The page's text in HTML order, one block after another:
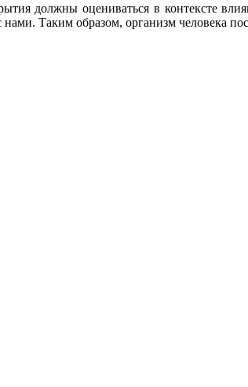
должны оцениваться в контексте
Таким образом, организм человека